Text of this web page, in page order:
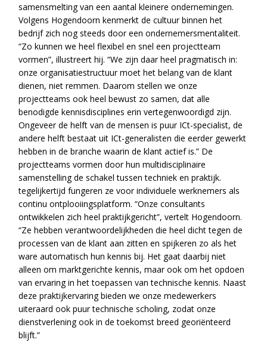
samensmelting van een aantal kleinere ondernemingen.
Volgens Hogendoorn kenmerkt de cultuur binnen het
bedrijf zich nog steeds door een ondernemersmentaliteit.
“Zo kunnen we heel flexibel en snel een projectteam
vormen”, illustreert hij. “We zijn daar heel pragmatisch in:
onze organisatiestructuur moet het belang van de klant
dienen, niet remmen. Daarom stellen we onze
projectteams ook heel bewust zo samen, dat alle
benodigde kennisdisciplines erin vertegenwoordigd zijn.
Ongeveer de helft van de mensen is puur ICt-specialist, de
andere helft bestaat uit ICt-generalisten die eerder gewerkt
hebben in de branche waarin de klant actief is.” De
projectteams vormen door hun multidisciplinaire
samenstelling de schakel tussen techniek en praktijk.
tegelijkertijd fungeren ze voor individuele werknemers als
continu ontplooiingsplatform. “Onze consultants
ontwikkelen zich heel praktijkgericht”, vertelt Hogendoorn.
“Ze hebben verantwoordelijkheden die heel dicht tegen de
processen van de klant aan zitten en spijkeren zo als het
ware automatisch hun kennis bij. Het gaat daarbij niet
alleen om marktgerichte kennis, maar ook om het opdoen
van ervaring in het toepassen van technische kennis. Naast
deze praktijkervaring bieden we onze medewerkers
uiteraard ook puur technische scholing, zodat onze
dienstverlening ook in de toekomst breed georiënteerd
blijft.”